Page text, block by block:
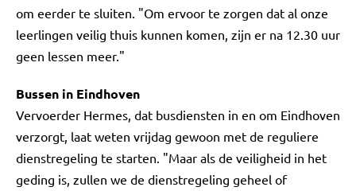
om eerder te sluiten. "Om ervoor te zorgen dat al onze
leerlingen veilig thuis kunnen komen, zijn er na 12.30 uur
geen lessen meer."
Bussen in Eindhoven
Vervoerder Hermes, dat busdiensten in en om Eindhoven
verzorgt, laat weten vrijdag gewoon met de reguliere
dienstregeling te starten. "Maar als de veiligheid in het
geding is, zullen we de dienstregeling geheel of